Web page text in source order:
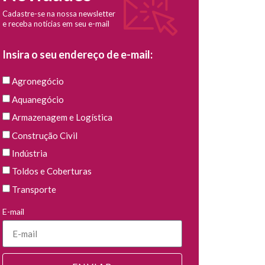
Cadastre-se na nossa newsletter
e receba notícias em seu e-mail
Insira o seu endereço de e-mail:
Agronegócio
Aquanegócio
Armazenagem e Logística
Construção Civil
Indústria
Toldos e Coberturas
Transporte
E-mail